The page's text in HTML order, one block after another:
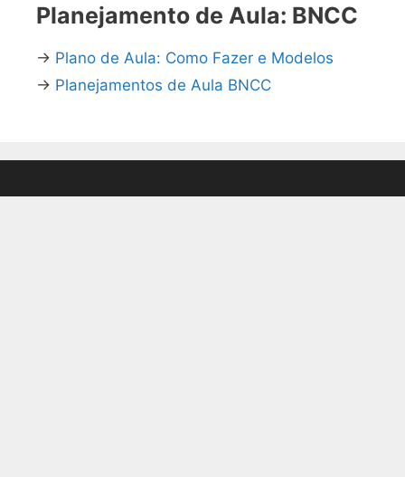
Planejamento de Aula: BNCC
→ Plano de Aula: Como Fazer e Modelos
→ Planejamentos de Aula BNCC